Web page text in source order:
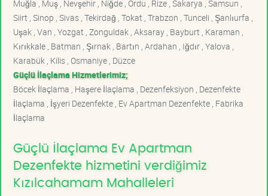
Muğla , Muş , Nevşehir , Niğde , Ordu , Rize , Sakarya , Samsun ,
Siirt , Sinop , Sivas , Tekirdağ , Tokat , Trabzon , Tunceli , Şanlıurfa ,
Uşak , Van , Yozgat , Zonguldak , Aksaray , Bayburt , Karaman ,
Kırıkkale , Batman , Şırnak , Bartın , Ardahan , Iğdır , Yalova ,
Karabük , Kilis , Osmaniye , Düzce
Güçlü İlaçlama Hizmetlerimiz;
Böcek İlaçlama , Haşere İlaçlama , Dezenfeksiyon , Dezenfekte
İlaçlama , İşyeri Dezenfekte , Ev Apartman Dezenfekte , Fabrika
İlaçlama
Güçlü İlaçlama Ev Apartman
Dezenfekte hizmetini verdiğimiz
Kızılcahamam Mahalleleri